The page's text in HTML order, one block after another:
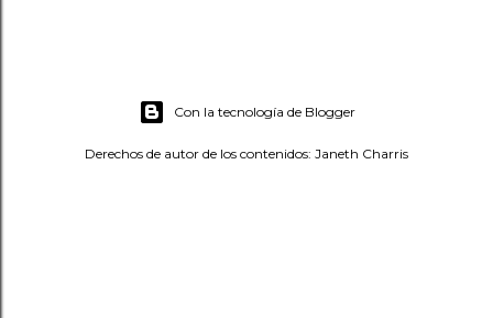
Con la tecnología de Blogger
Derechos de autor de los contenidos: Janeth Charris